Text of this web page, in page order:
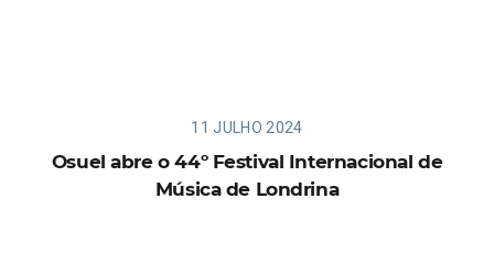
11 JULHO 2024
Osuel abre o 44º Festival Internacional de
Música de Londrina